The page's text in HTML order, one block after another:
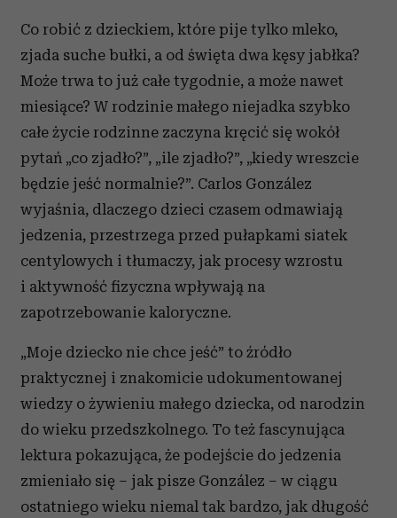
Co robić z dzieckiem, które pije tylko mleko,
zjada suche bułki, a od święta dwa kęsy jabłka?
Może trwa to już całe tygodnie, a może nawet
miesiące? W rodzinie małego niejadka szybko
całe życie rodzinne zaczyna kręcić się wokół
pytań „co zjadło?”, „ile zjadło?”, „kiedy wreszcie
będzie jeść normalnie?”. Carlos González
wyjaśnia, dlaczego dzieci czasem odmawiają
jedzenia, przestrzega przed pułapkami siatek
centylowych i tłumaczy, jak procesy wzrostu
i aktywność fizyczna wpływają na
zapotrzebowanie kaloryczne.
„Moje dziecko nie chce jeść” to źródło
praktycznej i znakomicie udokumentowanej
wiedzy o żywieniu małego dziecka, od narodzin
do wieku przedszkolnego. To też fascynująca
lektura pokazująca, że podejście do jedzenia
zmieniało się – jak pisze González – w ciągu
ostatniego wieku niemal tak bardzo, jak długość